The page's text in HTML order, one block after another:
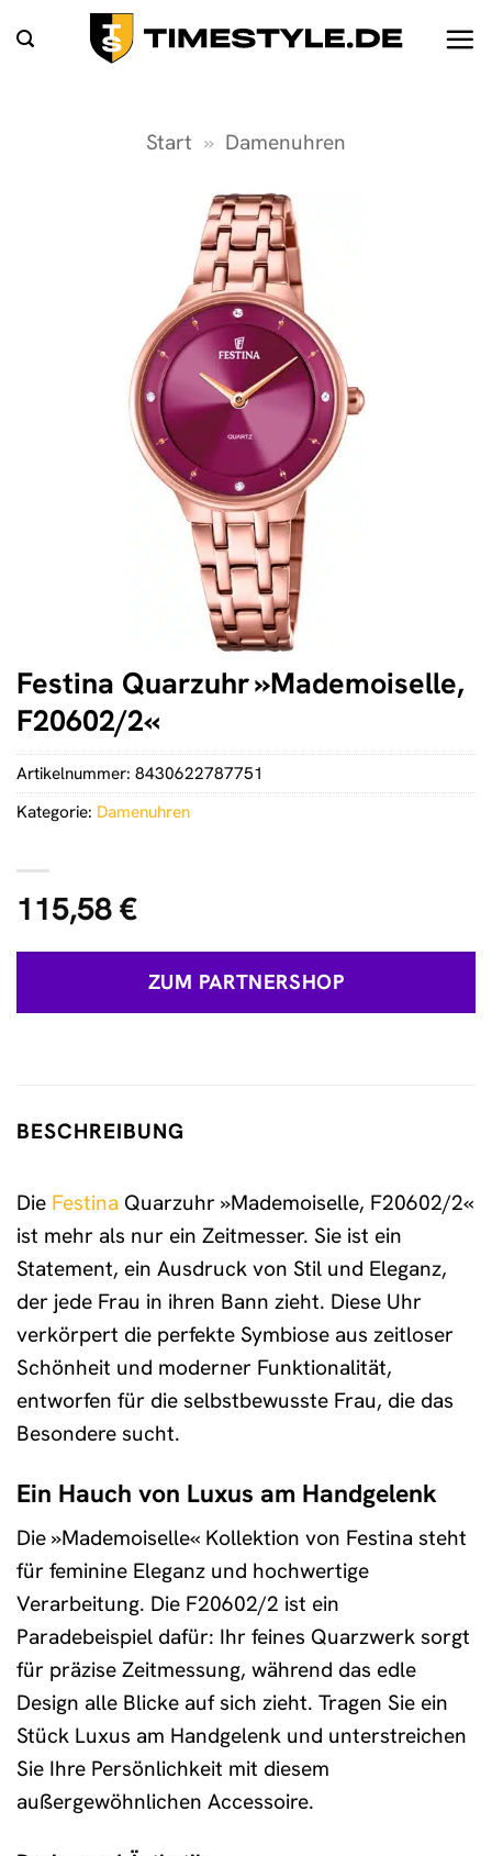
Inhalt
Start » Damenuhren
Festina Quarzuhr »Mademoiselle,
F20602/2«
115,58€
ZUM PARTNERSHOP
Artikelnummer: 8430622787751
Kategorie: Damenuhren
BESCHREIBUNG
Die Festina Quarzuhr »Mademoiselle, F20602/2«
ist mehr als nur ein Zeitmesser. Sie ist ein
Statement, ein Ausdruck von Stil und Eleganz,
der jede Frau in ihren Bann zieht. Diese Uhr
verkörpert die perfekte Symbiose aus zeitloser
Schönheit und moderner Funktionalität,
entworfen für die selbstbewusste Frau, die das
Besondere sucht.
Ein Hauch von Luxus am Handgelenk
Die »Mademoiselle« Kollektion von Festina steht
für feminine Eleganz und hochwertige
Verarbeitung. Die F20602/2 ist ein
Paradebeispiel dafür: Ihr feines Quarzwerk sorgt
für präzise Zeitmessung, während das edle
Design alle Blicke auf sich zieht. Tragen Sie ein
Stück Luxus am Handgelenk und unterstreichen
Sie Ihre Persönlichkeit mit diesem
außergewöhnlichen Accessoire.